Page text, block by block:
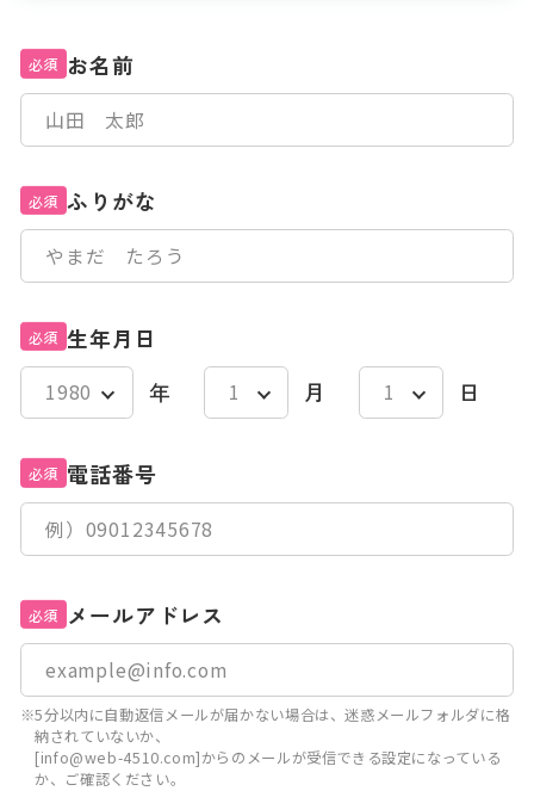
必須 お名前
必須 ふりがな
必須 生年月日
年
月 日
必須 電話番号
必須 メールアドレス
※5分以内に自動返信メールが届かない場合は、迷惑メールフォルダに格
納されていないか、
[info@web-4510.com]からのメールが受信できる設定になっている
か、ご確認ください。